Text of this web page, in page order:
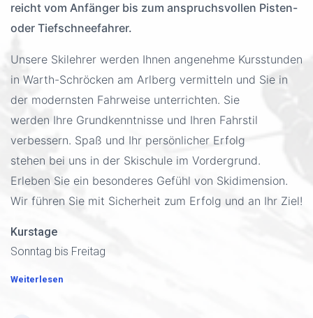
reicht vom Anfänger bis zum anspruchsvollen Pisten-
oder Tiefschneefahrer.
Unsere Skilehrer werden Ihnen angenehme Kursstunden
in Warth-Schröcken am Arlberg vermitteln und Sie in
der modernsten Fahrweise unterrichten. Sie
werden Ihre Grundkenntnisse und Ihren Fahrstil
verbessern. Spaß und Ihr persönlicher Erfolg
stehen bei uns in der Skischule im Vordergrund.
Erleben Sie ein besonderes Gefühl von Skidimension.
Wir führen Sie mit Sicherheit zum Erfolg und an Ihr Ziel!
Kurstage
Sonntag bis Freitag
Weiterlesen